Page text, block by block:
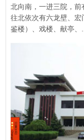
北向南，一进三院，
往北依次有六龙壁、
鉴楼）、戏楼、献亭、...